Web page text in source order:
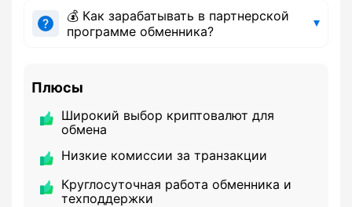
💰 Как зарабатывать в партнерской
программе обменника?
Плюсы
Широкий выбор криптовалют для
обмена
Низкие комиссии за транзакции
Круглосуточная работа обменника и
техподдержки